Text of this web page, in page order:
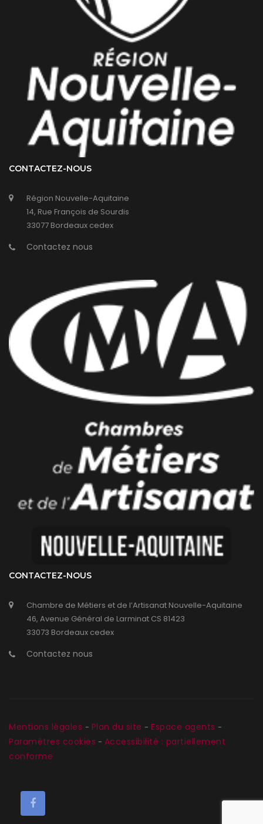
CONTACTEZ-NOUS
Région Nouvelle-Aquitaine
14, Rue François de Sourdis
33077 Bordeaux cedex
Contactez nous
CONTACTEZ-NOUS
Chambre de Métiers et de l’Artisanat Nouvelle-Aquitaine
46, Avenue Général de Larminat CS 81423
33073 Bordeaux cedex
Contactez nous
Mentions légales - Plan du site - Espace agents -
Paramètres cookies - Accessibilité : partiellement
conforme